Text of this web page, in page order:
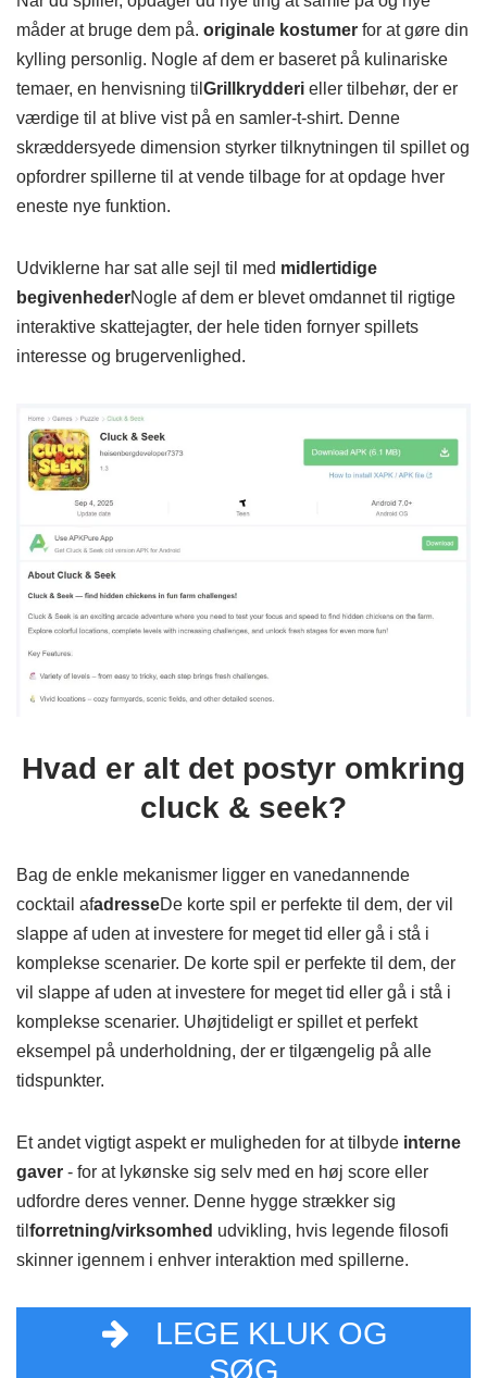
måder at bruge dem på. originale kostumer for at gøre din
kylling personlig. Nogle af dem er baseret på kulinariske
temaer, en henvisning til Grillkrydderi eller tilbehør, der er
værdige til at blive vist på en samler-t-shirt. Denne
skræddersyede dimension styrker tilknytningen til spillet og
opfordrer spillerne til at vende tilbage for at opdage hver
eneste nye funktion.
Udviklerne har sat alle sejl til med midlertidige
begivenhederNogle af dem er blevet omdannet til rigtige
interaktive skattejagter, der hele tiden fornyer spillets
interesse og brugervenlighed.
Hvad er alt det postyr omkring
cluck & seek?
Bag de enkle mekanismer ligger en vanedannende
cocktail afadresseDe korte spil er perfekte til dem, der vil
slappe af uden at investere for meget tid eller gå i stå i
komplekse scenarier. De korte spil er perfekte til dem, der
vil slappe af uden at investere for meget tid eller gå i stå i
komplekse scenarier. Uhøjtideligt er spillet et perfekt
eksempel på underholdning, der er tilgængelig på alle
tidspunkter.
Et andet vigtigt aspekt er muligheden for at tilbyde interne
gaver - for at lykønske sig selv med en høj score eller
udfordre deres venner. Denne hygge strækker sig
til forretning/virksomhed udvikling, hvis legende filosofi
skinner igennem i enhver interaktion med spillerne.
LEGE KLUK OG
SØG